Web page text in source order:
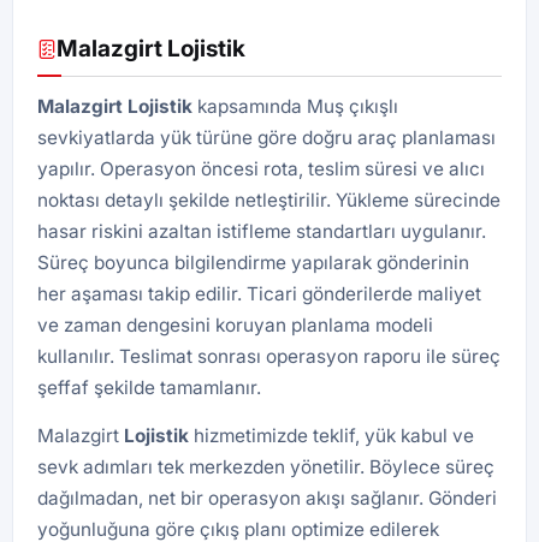
Malazgirt Lojistik
Malazgirt Lojistik kapsamında Muş çıkışlı
sevkiyatlarda yük türüne göre doğru araç planlaması
yapılır. Operasyon öncesi rota, teslim süresi ve alıcı
noktası detaylı şekilde netleştirilir. Yükleme sürecinde
hasar riskini azaltan istifleme standartları uygulanır.
Süreç boyunca bilgilendirme yapılarak gönderinin
her aşaması takip edilir. Ticari gönderilerde maliyet
ve zaman dengesini koruyan planlama modeli
kullanılır. Teslimat sonrası operasyon raporu ile süreç
şeffaf şekilde tamamlanır.
Malazgirt Lojistik hizmetimizde teklif, yük kabul ve
sevk adımları tek merkezden yönetilir. Böylece süreç
dağılmadan, net bir operasyon akışı sağlanır. Gönderi
yoğunluğuna göre çıkış planı optimize edilerek